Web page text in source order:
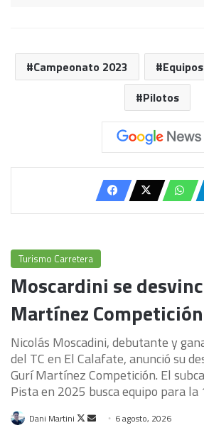
Campeonato 2023 Equipos
Pilotos